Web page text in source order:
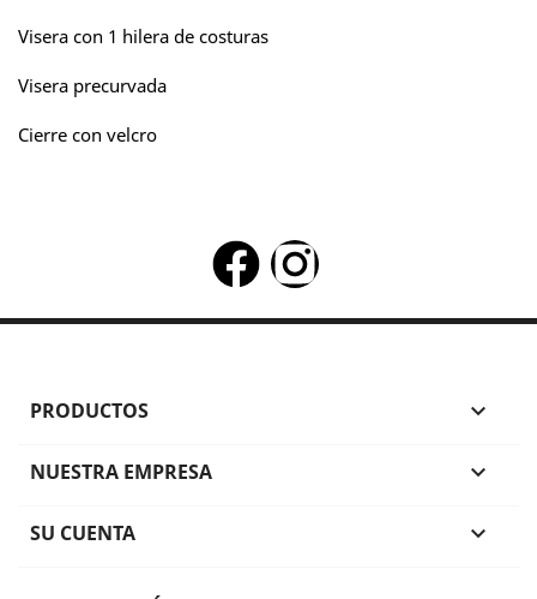
Visera con 1 hilera de costuras
Visera precurvada
Cierre con velcro
PRODUCTOS 
NUESTRA EMPRESA 
SU CUENTA 